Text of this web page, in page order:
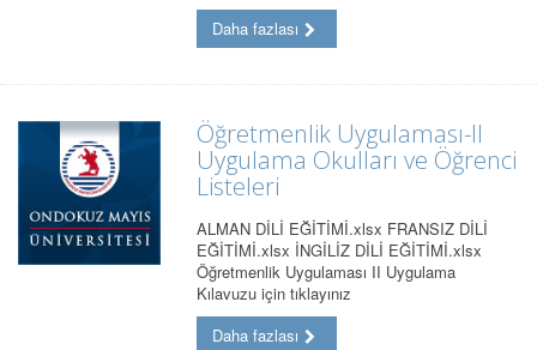
Daha fazlası
Öğretmenlik Uygulaması-II
Uygulama Okulları ve Öğrenci
Listeleri
ALMAN DİLİ EĞİTİMİ.xlsx FRANSIZ DİLİ
EĞİTİMİ.xlsx İNGİLİZ DİLİ EĞİTİMİ.xlsx
Öğretmenlik Uygulaması II Uygulama
Kılavuzu için tıklayınız
Daha fazlası